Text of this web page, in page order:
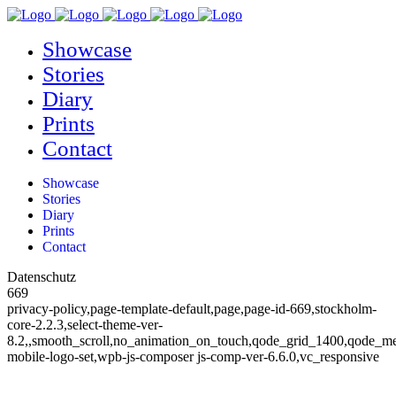
Showcase
Stories
Diary
Prints
Contact
Showcase
Stories
Diary
Prints
Contact
Datenschutz
669
privacy-policy,page-template-default,page,page-id-669,stockholm-
core-2.2.3,select-theme-ver-
mobile-logo-set,wpb-js-composer js-comp-ver-6.6.0,vc_responsive